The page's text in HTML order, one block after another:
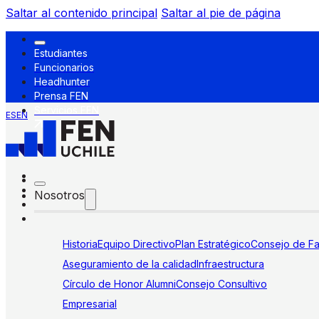
Saltar al contenido principal Saltar al pie de página
Estudiantes
Funcionarios
Headhunter
Prensa FEN
ESEN
Nosotros
HistoriaEquipo DirectivoPlan EstratégicoConsejo de
Aseguramiento de la calidadInfraestructura
Círculo de Honor AlumniConsejo Consultivo
Empresarial